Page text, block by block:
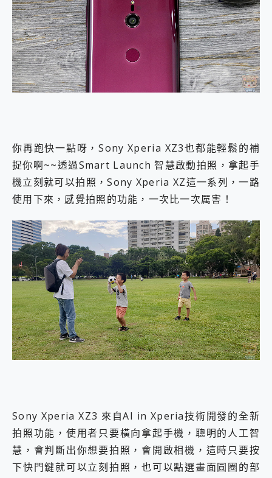
你再跑快一點呀，Sony Xperia XZ3也都能輕鬆的補
捉你啊~~透過Smart Launch 智慧啟動拍照，拿起手
機立刻就可以拍照，Sony Xperia XZ這一系列，一路
使用下來，感覺拍照的功能，一次比一次厲害！
Sony Xperia XZ3 來自AI in Xperia技術開發的全新
拍照功能，使用者只要橫向拿起手機，聰明的人工智
慧，會判斷出你想要拍照，會開啟相機，這時只要按
下快門鍵就可以立刻拍照，也可以點選畫面圓圈的部